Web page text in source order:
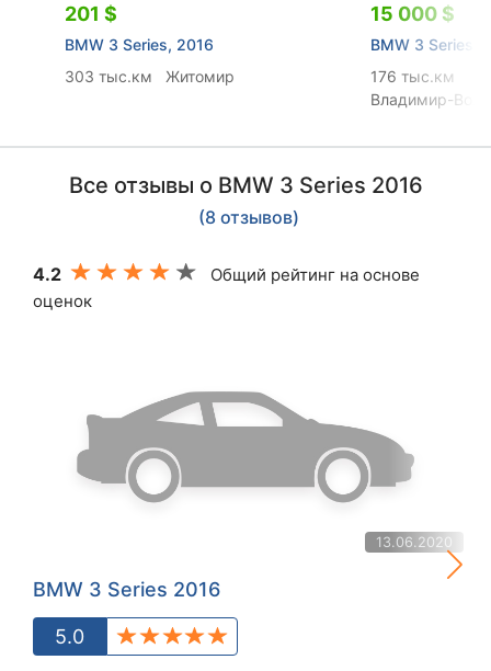
201 $
BMW 3 Series, 2016
303 тыс.км
Житомир
15 000 $
BMW 3 Series,
176 тыс.км
Владимир-
Все отзывы о BMW 3 Series 2016
(8 отзывов)
4.2
Общий рейтинг на основе
оценок
13.06.2020
BMW 3 Series 2016
5.0